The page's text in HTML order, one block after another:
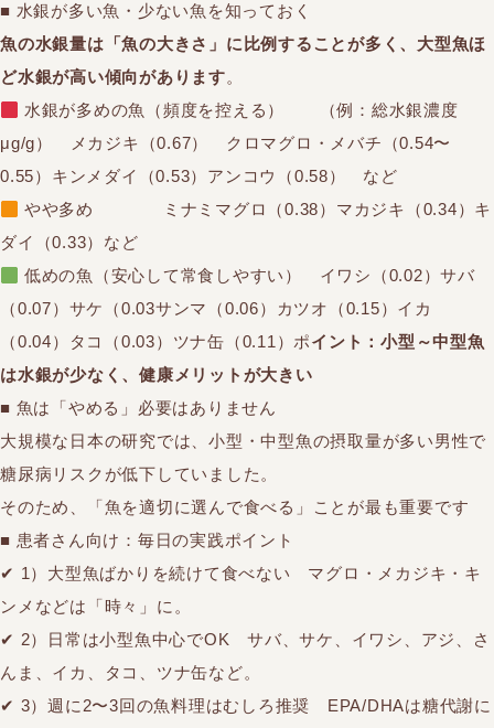
■ 水銀が多い魚・少ない魚を知っておく
魚の水銀量は「魚の大きさ」に比例することが多く、大型魚ほ
ど水銀が高い傾向があります。
水銀が多めの魚（頻度を控える） （例：総水銀濃度
μg/g） メカジキ（0.67） クロマグロ・メバチ（0.54〜
0.55）キンメダイ（0.53）アンコウ（0.58） など
やや多め ミナミマグロ（0.38）マカジキ（0.34）キ
ダイ（0.33）など
低めの魚（安心して常食しやすい） イワシ（0.02）サバ
（0.07）サケ（0.03サンマ（0.06）カツオ（0.15）イカ
（0.04）タコ（0.03）ツナ缶（0.11）ポイント：小型～中型魚
は水銀が少なく、健康メリットが大きい
■ 魚は「やめる」必要はありません
大規模な日本の研究では、小型・中型魚の摂取量が多い男性で
糖尿病リスクが低下していました。
そのため、「魚を適切に選んで食べる」ことが最も重要です
■ 患者さん向け：毎日の実践ポイント
✔ 1）大型魚ばかりを続けて食べない マグロ・メカジキ・キ
ンメなどは「時々」に。
✔ 2）日常は小型魚中心でOK サバ、サケ、イワシ、アジ、さ
んま、イカ、タコ、ツナ缶など。
✔ 3）週に2〜3回の魚料理はむしろ推奨 EPA/DHAは糖代謝に